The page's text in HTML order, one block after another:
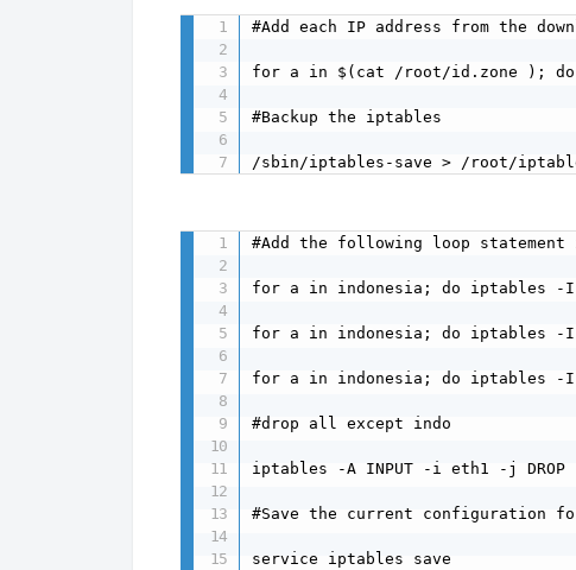
#Add each IP address from the
for a in $(cat /root/id.zone ); do
#Backup the iptables
/sbin/iptables-save > /root/
#Add the following loop
for a in indonesia; do iptables -I
for a in indonesia; do iptables -I
for a in indonesia; do iptables -I
#drop all except indo
iptables -A INPUT -i eth1 -j DROP
#Save the current configuration
service iptables save